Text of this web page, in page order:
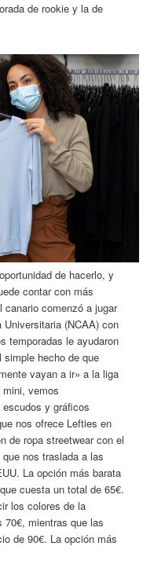
de rookie y la de
de hacerlo, y
contar con más
comenzó a jugar
(NCAA) con
temporadas le ayudaron
hecho de que
vayan a ir» a la liga
vemos
y gráficos
nos ofrece Lefties en
de ropa streetwear con el
nos traslada a las
La opción más barata
cuesta un total de 65€.
los colores de la
70€, mientras que las
de 90€. La opción más